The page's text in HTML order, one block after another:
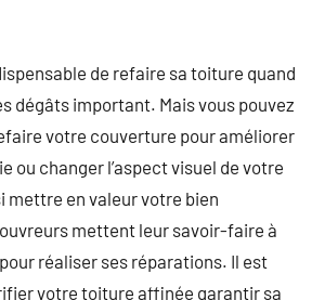
de refaire sa toiture quand
dégâts important. Mais vous pouvez
votre couverture pour améliorer
ou changer l’aspect visuel de votre
mettre en valeur votre bien
mettent leur savoir-faire à
réaliser ses réparations. Il est
votre toiture affinée garantir sa